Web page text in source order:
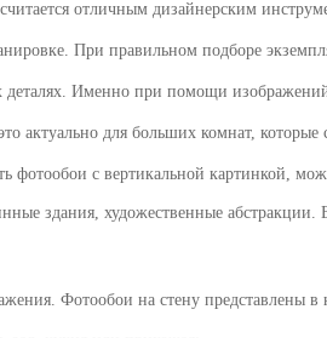
отличным дизайнерским
При правильном подборе
деталях. Именно при помощи
актуально для больших комнат,
фотообои с вертикальной картинкой,
здания, художественные
Фотообои на стену